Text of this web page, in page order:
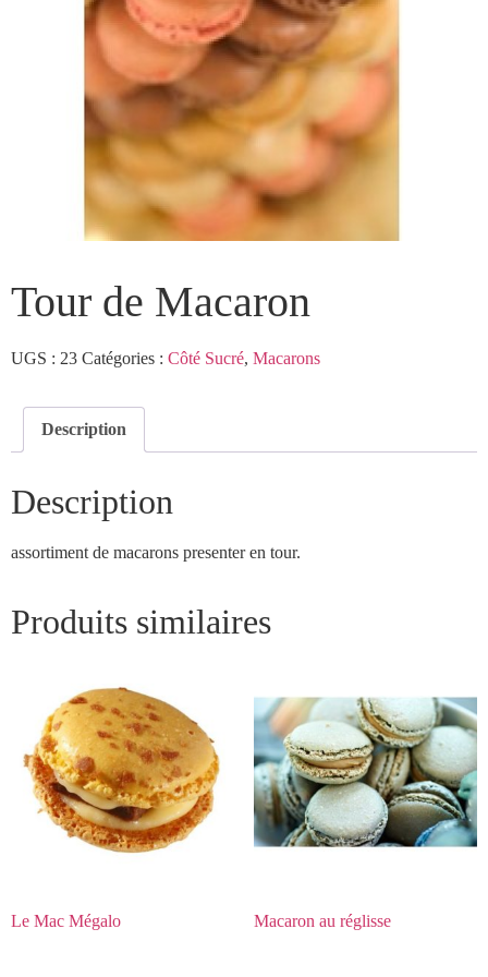
Tour de Macaron
UGS : 23 Catégories : Côté Sucré, Macarons
Description
Description
assortiment de macarons presenter en tour.
Produits similaires
Le Mac Mégalo Macaron au réglisse